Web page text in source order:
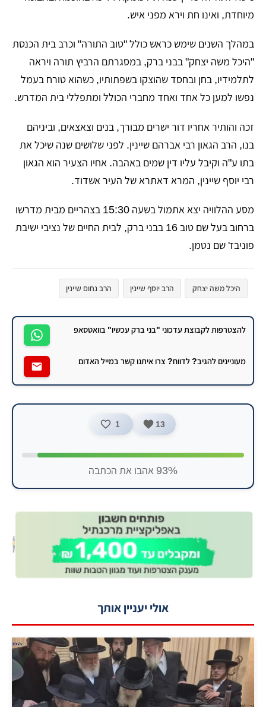
מיוחדת, ואינו חת וירא מפני איש.
במהלך השנים שימש כראש כולל "טוב התורה" וכרב בית הכנסת
"היכל משה יצחק" בבני ברק, במסגרתם הרביץ תורה ויראה
לתלמידיו, בחן ובחסד שהוצקו בשפתותיו, כשהוא טורח בעמל
נפשו למען כל אחד ואחד מחברי הכולל ומתפללי בית המדרש.
זכה והותיר אחריו דור ישרים מבורך, בנים וצאצאים, וביניהם
בנו, הרב הגאון רבי אברהם שיינין. לפני שלושים שנה שיכל את
בתו ע"ה וקיבל עליו דין שמים באהבה. אחיו הצעיר הוא הגאון
רבי יוסף שיינין, המרא דאתרא של העיר אשדוד.
מסע ההלוויה יצא אתמול בשעה 15:30 בצהריים מבית מדרשו
ברחוב בעל שם טוב 16 בבני ברק, לבית החיים של נציבי ישיבת
פוניבז' שם נטמן.
היכל משה יצחק הרב יוסף שיינין הרב נחום שיינין
להצטרפות לקבוצת עדכוני "בני ברק עכשיו" בוואטסאפ
מעוניינים להגיב? לדווח? צרו איתנו קשר במייל האדום
13
1
93% אהבו את הכתבה
אולי יעניין אותך